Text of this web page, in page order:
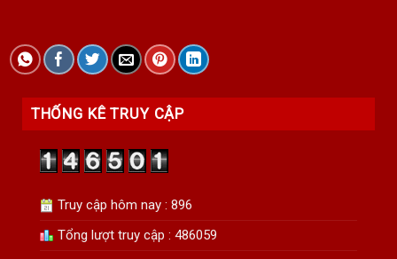
THỐNG KÊ TRUY CẬP
Truy cập hôm nay : 896
Tổng lượt truy cập : 486059